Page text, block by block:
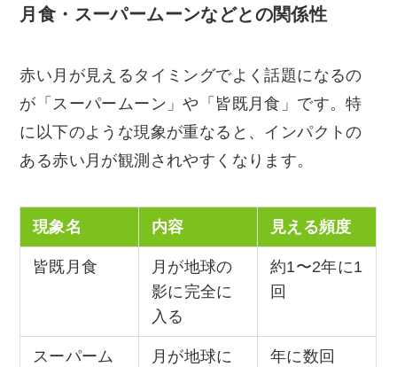
月食・スーパームーンなどとの関係性
赤い月が見えるタイミングでよく話題になるの
が「スーパームーン」や「皆既月食」です。特
に以下のような現象が重なると、インパクトの
ある赤い月が観測されやすくなります。
現象名 内容 見える頻度
皆既月食
月が地球の
影に完全に
入る
約1〜2年に1
回
スーパーム
月が地球に
年に数回